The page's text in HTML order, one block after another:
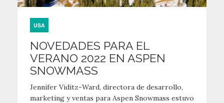
USA
NOVEDADES PARA EL
VERANO 2022 EN ASPEN
SNOWMASS
Jennifer Viditz-Ward, directora de desarrollo,
marketing y ventas para Aspen Snowmass estuvo